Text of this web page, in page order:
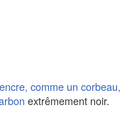
comme un corbeau,
extrêmement noir.